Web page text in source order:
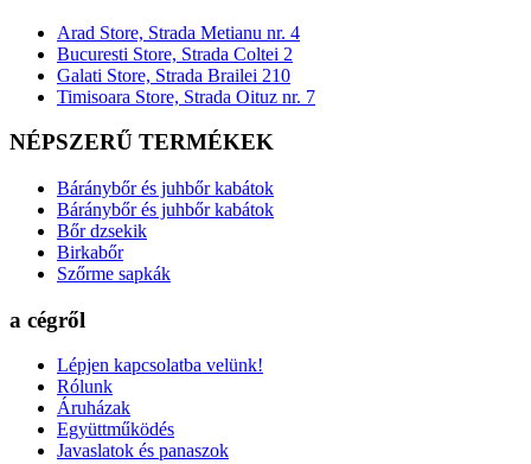
Arad Store, Strada Metianu nr. 4
Bucuresti Store, Strada Coltei 2
Galati Store, Strada Brailei 210
Timisoara Store, Strada Oituz nr. 7
NÉPSZERŰ TERMÉKEK
Báránybőr és juhbőr kabátok
Báránybőr és juhbőr kabátok
Bőr dzsekik
Birkabőr
Szőrme sapkák
a cégről
Lépjen kapcsolatba velünk!
Rólunk
Áruházak
Együttműködés
Javaslatok és panaszok